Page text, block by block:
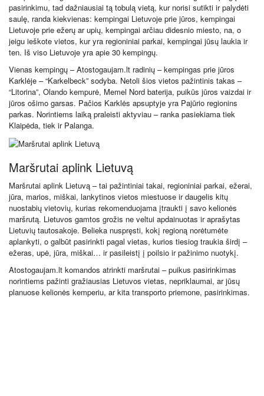
pasirinkimu, tad dažniausiai tą tobulą vietą, kur norisi sutikti ir palydėti
saulę, randa kiekvienas: kempingai Lietuvoje prie jūros, kempingai
Lietuvoje prie ežerų ar upių, kempingai arčiau didesnio miesto, na, o
jeigu ieškote vietos, kur yra regioniniai parkai, kempingai jūsų laukia ir
ten. Iš viso Lietuvoje yra apie 30 kempingų.
Vienas kempingų – Atostogaujam.lt radinių – kempingas prie jūros
Karklėje – “Karkelbeck” sodyba. Netoli šios vietos pažintinis takas –
“Litorina”, Olando kempurė, Memel Nord baterija, puikūs jūros vaizdai ir
jūros ošimo garsas. Pačios Karklės apsuptyje yra Pajūrio regionins
parkas. Norintiems laiką praleisti aktyviau – ranka pasiekiama tiek
Klaipėda, tiek ir Palanga.
Maršrutai aplink Lietuvą
Maršrutai aplink Lietuvą – tai pažintiniai takai, regioniniai parkai, ežerai,
jūra, marios, miškai, lankytinos vietos miestuose ir daugelis kitų
nuostabių vietovių, kurias rekomenduojama įtraukti į savo kelionės
maršrutą. Lietuvos gamtos grožis ne veltui apdainuotas ir aprašytas
Lietuvių tautosakoje. Belieka nuspręsti, kokį regioną norėtumėte
aplankyti, o galbūt pasirinkti pagal vietas, kurios tiesiog traukia širdį –
ežeras, upė, jūra, miškai… ir pasileistį į poilsio ir pažinimo nuotykį.
Atostogaujam.lt komandos atrinkti maršrutai – puikus pasirinkimas
norintiems pažinti gražiausias Lietuvos vietas, nepriklaumai, ar jūsų
planuose kelionės kemperiu, ar kita transporto priemone, pasirinkimas.